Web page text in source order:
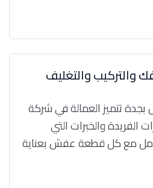
والتركيب والتغليف
تتميز العمالة في شركة
الفريدة والخبرات التي
مع كل قطعة عفش بعناية